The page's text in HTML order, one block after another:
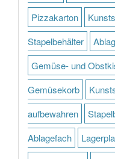
Pizzakarton
Stapelbehälter
Gemüse- und
Gemüsekorb
aufbewahren
Ablagefach